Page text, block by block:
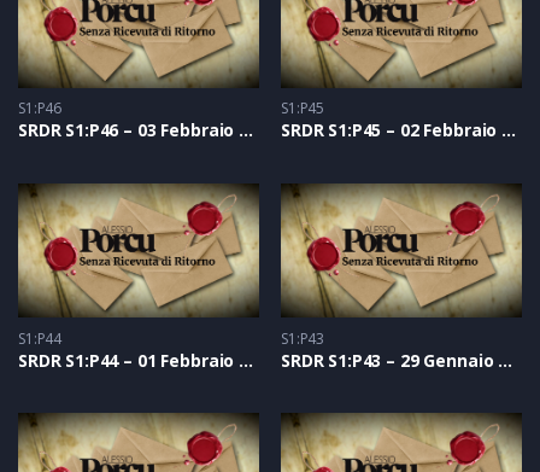
S1:P46
SRDR S1:P46 – 03 Febbraio 2021
S1:P45
SRDR S1:P45 – 02 Febbraio 2021
S1:P44
SRDR S1:P44 – 01 Febbraio 2021
S1:P43
SRDR S1:P43 – 29 Gennaio 2021